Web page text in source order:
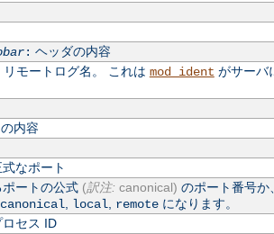
: ヘッダの内容
モートログ名。 これは mod_ident がサーバ
内容
なポート
ートの公式 (訳注: canonical) のポート番号か
canonical local remoteになります。
セス ID